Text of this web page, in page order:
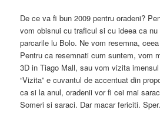
De ce va fi bun 2009 pentru oradeni?
vom obisnui cu traficul si cu ideea ca
parcarile lu Bolo. Ne vom resemna,
Pentru ca resemnati cum suntem, vom
3D in Tiago Mall, sau vom vizita
“Vizita” e cuvantul de accentuat din
ca si la anul, oradenii vor fi cei mai
Someri si saraci. Dar macar fericiti. Sper.